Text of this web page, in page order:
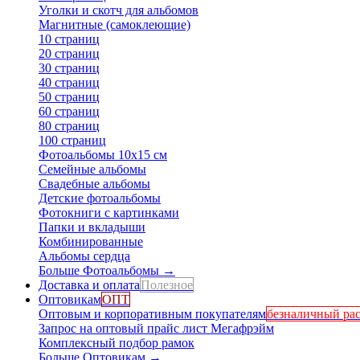
Уголки и скотч для альбомов
Магнитные (самоклеющие)
10 страниц
20 страниц
30 страниц
40 страниц
50 страниц
60 страниц
80 страниц
100 страниц
Фотоальбомы 10х15 см
Семейные альбомы
Свадебные альбомы
Детские фотоальбомы
Фотокниги с картинками
Папки и вкладыши
Комбинированные
Альбомы сердца
Больше Фотоальбомы →
Доставка и оплатаПолезное
ОптовикамОПТ
Оптовым и корпоративным покупателямбезналичный
Запрос на оптовый прайс лист Мегафрэйм
Комплексный подбор рамок
Больше Оптовикам →